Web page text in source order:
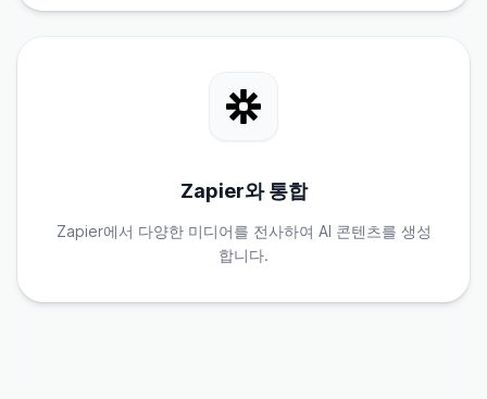
Zapier와 통합
Zapier에서 다양한 미디어를 전사하여 AI 콘텐츠를 생성
합니다.